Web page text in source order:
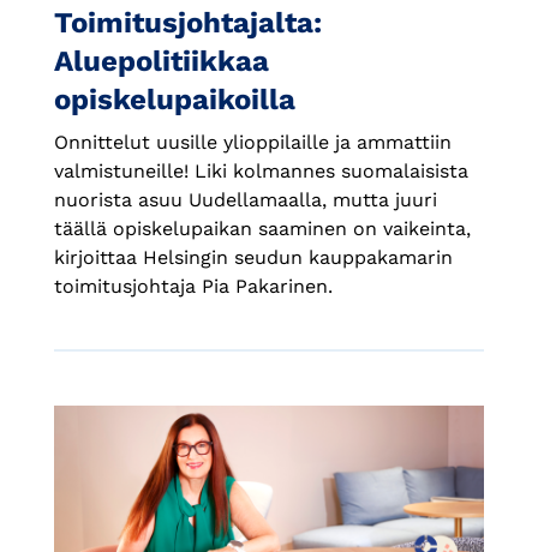
Toimitusjohtajalta:
Aluepolitiikkaa
opiskelupaikoilla
Onnittelut uusille ylioppilaille ja ammattiin
valmistuneille! Liki kolmannes suomalaisista
nuorista asuu Uudellamaalla, mutta juuri
täällä opiskelupaikan saaminen on vaikeinta,
kirjoittaa Helsingin seudun kauppakamarin
toimitusjohtaja Pia Pakarinen.